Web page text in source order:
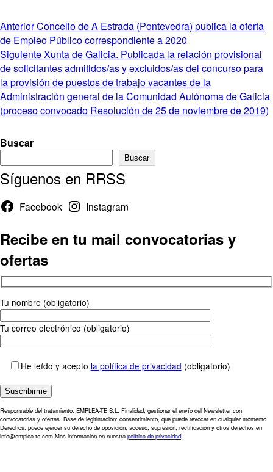
Navegación
de
entradas
AnteriorEntrada
anterior:
Concello de A Estrada (Pontevedra) publica la oferta
de Empleo Público correspondiente a 2020
SiguienteEntrada
siguiente:
Xunta de Galicia. Publicada la relación provisional
de solicitantes admitidos/as y excluidos/as del concurso para
la provisión de puestos de trabajo vacantes de la
Administración general de la Comunidad Autónoma de Galicia
(proceso convocado Resolución de 25 de noviembre de 2019)
Buscar
Buscar
Síguenos en RRSS
Facebook Instagram
Recibe en tu mail convocatorias y
ofertas
Tu nombre (obligatorio)
Tu correo electrónico (obligatorio)
He leído y acepto la política de privacidad (obligatorio)
Responsable del tratamiento: EMPLEA-TE S.L. Finalidad: gestionar el envío del Newsletter con
convocatorias y ofertas. Base de legitimación: consentimiento, que puede revocar en cualquier momento.
Derechos: puede ejercer su derecho de oposición, acceso, supresión, rectificación y otros derechos en
info@emplea-te.com Más información en nuestra política de privacidad